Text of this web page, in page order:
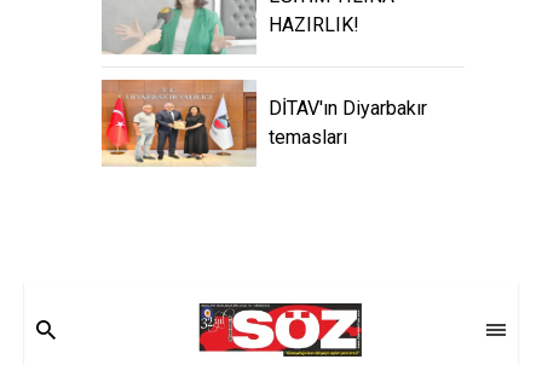
HAZIRLIK!
DİTAV'ın Diyarbakır
temasları